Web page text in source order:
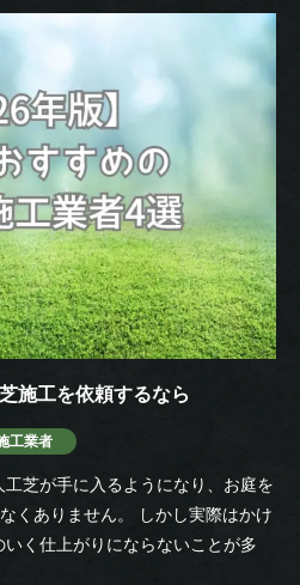
施工を依頼するなら
工業者
芝が手に入るようになり、お庭を
くありません。 しかし実際はかけ
く仕上がりにならないことが多